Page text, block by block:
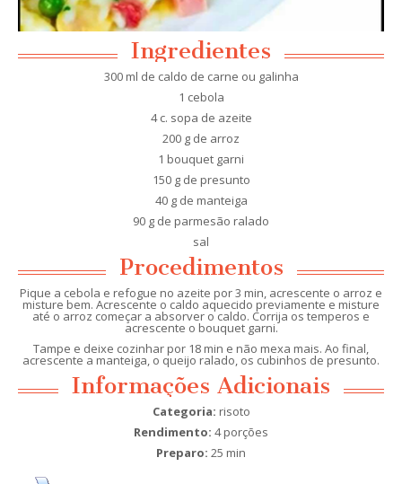
Ingredientes
300 ml de caldo de carne ou galinha
1 cebola
4 c. sopa de azeite
200 g de arroz
1 bouquet garni
150 g de presunto
40 g de manteiga
90 g de parmesão ralado
sal
Procedimentos
Pique a cebola e refogue no azeite por 3 min, acrescente o arroz e
misture bem. Acrescente o caldo aquecido previamente e misture
até o arroz começar a absorver o caldo. Corrija os temperos e
acrescente o bouquet garni.
Tampe e deixe cozinhar por 18 min e não mexa mais. Ao final,
acrescente a manteiga, o queijo ralado, os cubinhos de presunto.
Informações Adicionais
Categoria: risoto
Rendimento: 4 porções
Preparo: 25 min